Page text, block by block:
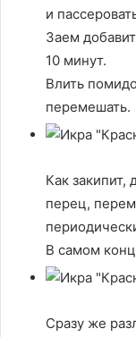
и
Заем
10 минут.
Влить
перемешать.
Как закипит,
перец,
В самом
Сразу же